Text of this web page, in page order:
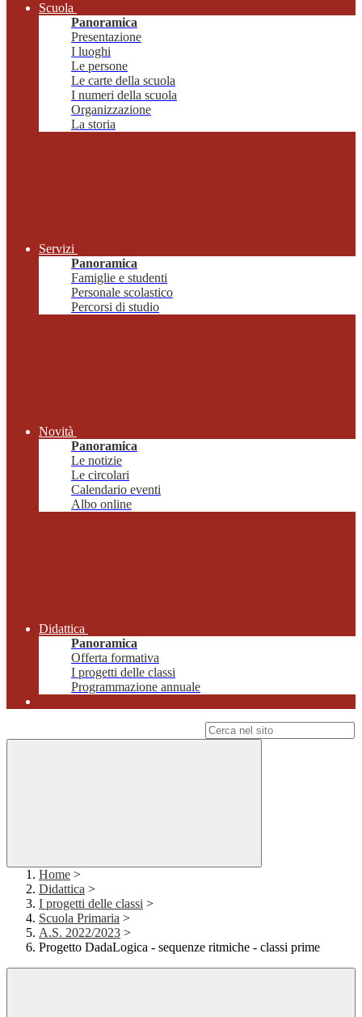
Scuola
Panoramica
Presentazione
I luoghi
Le persone
Le carte della scuola
I numeri della scuola
Organizzazione
La storia
Servizi
Panoramica
Famiglie e studenti
Personale scolastico
Percorsi di studio
Novità
Panoramica
Le notizie
Le circolari
Calendario eventi
Albo online
Didattica
Panoramica
Offerta formativa
I progetti delle classi
Programmazione annuale
Home >
Didattica >
I progetti delle classi >
Scuola Primaria >
A.S. 2022/2023 >
Progetto DadaLogica - sequenze ritmiche - classi prime